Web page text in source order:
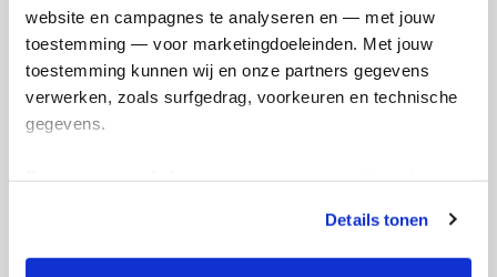
website en campagnes te analyseren en — met jouw
toestemming — voor marketingdoeleinden. Met jouw
toestemming kunnen wij en onze partners gegevens
verwerken, zoals surfgedrag, voorkeuren en technische
gegevens.
tonen. Je kunt je toestemming op elk moment wijzigen of
intrekken via Cookie instellingen onderaan de pagina. De
Details tonen
Ik wil bijdragen aan de transactiekosten